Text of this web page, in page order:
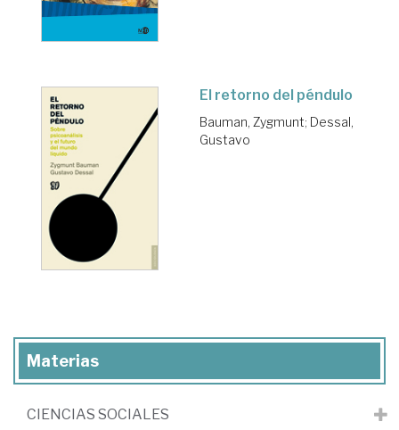
El retorno del péndulo
Bauman, Zygmunt; Dessal,
Gustavo
Materias
CIENCIAS SOCIALES